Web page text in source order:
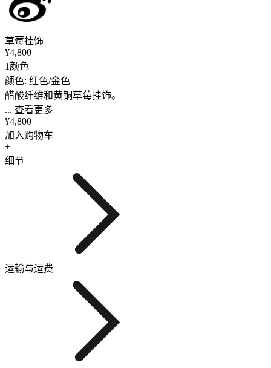
草莓挂饰
¥4,800
1颜色
颜色: 红色/金色
醋酸纤维和黄铜草莓挂饰。
... 查看更多+
¥4,800
加入购物车
+
细节
运输与运费